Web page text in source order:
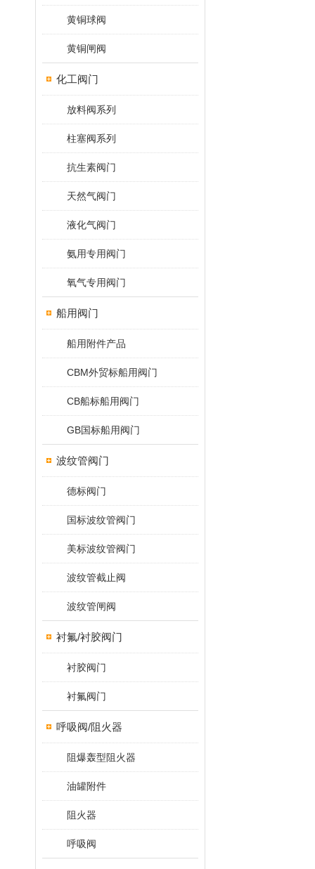
黄铜球阀
黄铜闸阀
化工阀门
放料阀系列
柱塞阀系列
抗生素阀门
天然气阀门
液化气阀门
氨用专用阀门
氧气专用阀门
船用阀门
船用附件产品
CBM外贸标船用阀门
CB船标船用阀门
GB国标船用阀门
波纹管阀门
德标阀门
国标波纹管阀门
美标波纹管阀门
波纹管截止阀
波纹管闸阀
衬氟/衬胶阀门
衬胶阀门
衬氟阀门
呼吸阀/阻火器
阻爆轰型阻火器
油罐附件
阻火器
呼吸阀